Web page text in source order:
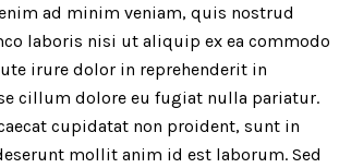
ad minim veniam, quis nostrud
laboris nisi ut aliquip ex ea commodo
irure dolor in reprehenderit in
cillum dolore eu fugiat nulla pariatur.
cupidatat non proident, sunt in
mollit anim id est laborum. Sed